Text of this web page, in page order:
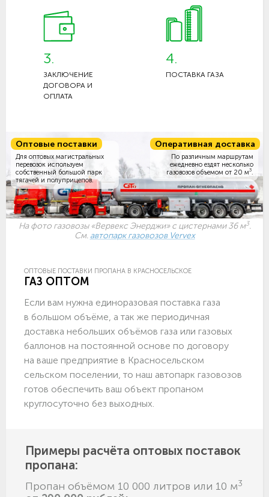
3.
ЗАКЛЮЧЕНИЕ
ДОГОВОРА И
ОПЛАТА
4.
ПОСТАВКА ГАЗА
Оптовые поставки
Для оптовых магистральных
перевозок используем
собственный большой парк
тягачей и полуприцепов.
Оперативная доставка
По различным маршрутам
ежедневно ездят несколько
газовозов объемом от 20 м3
На фото газовозы «Вервекс Энерджи» с цистернами 36 м3.
См. автопарк газовозов Vervex
ОПТОВЫЕ ПОСТАВКИ ПРОПАНА В КРАСНОСЕЛЬСКОЕ
ГАЗ ОПТОМ
Если вам нужна единоразовая поставка газа
в большом объёме, а так же периодичная
доставка небольших объёмов газа или газовых
баллонов на постоянной основе по договору
на ваше предприятие в Красносельском
сельском поселении, то наш автопарк газовозов
готов обеспечить ваш объект пропаном
круглосуточно без выходных.
Примеры расчёта оптовых поставок
пропана:
Пропан объёмом 10 000 литров или 10 м3